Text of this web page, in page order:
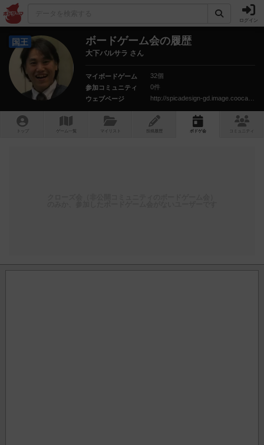
ログイン
国王 ボードゲーム会の履歴
大下バルサラ さん
マイボードゲーム
32個
参加コミュニティ
0件
ウェブページ
トップ ゲーム一覧 マイリスト 投稿履歴 ボ ドゲ会 コミュニティ